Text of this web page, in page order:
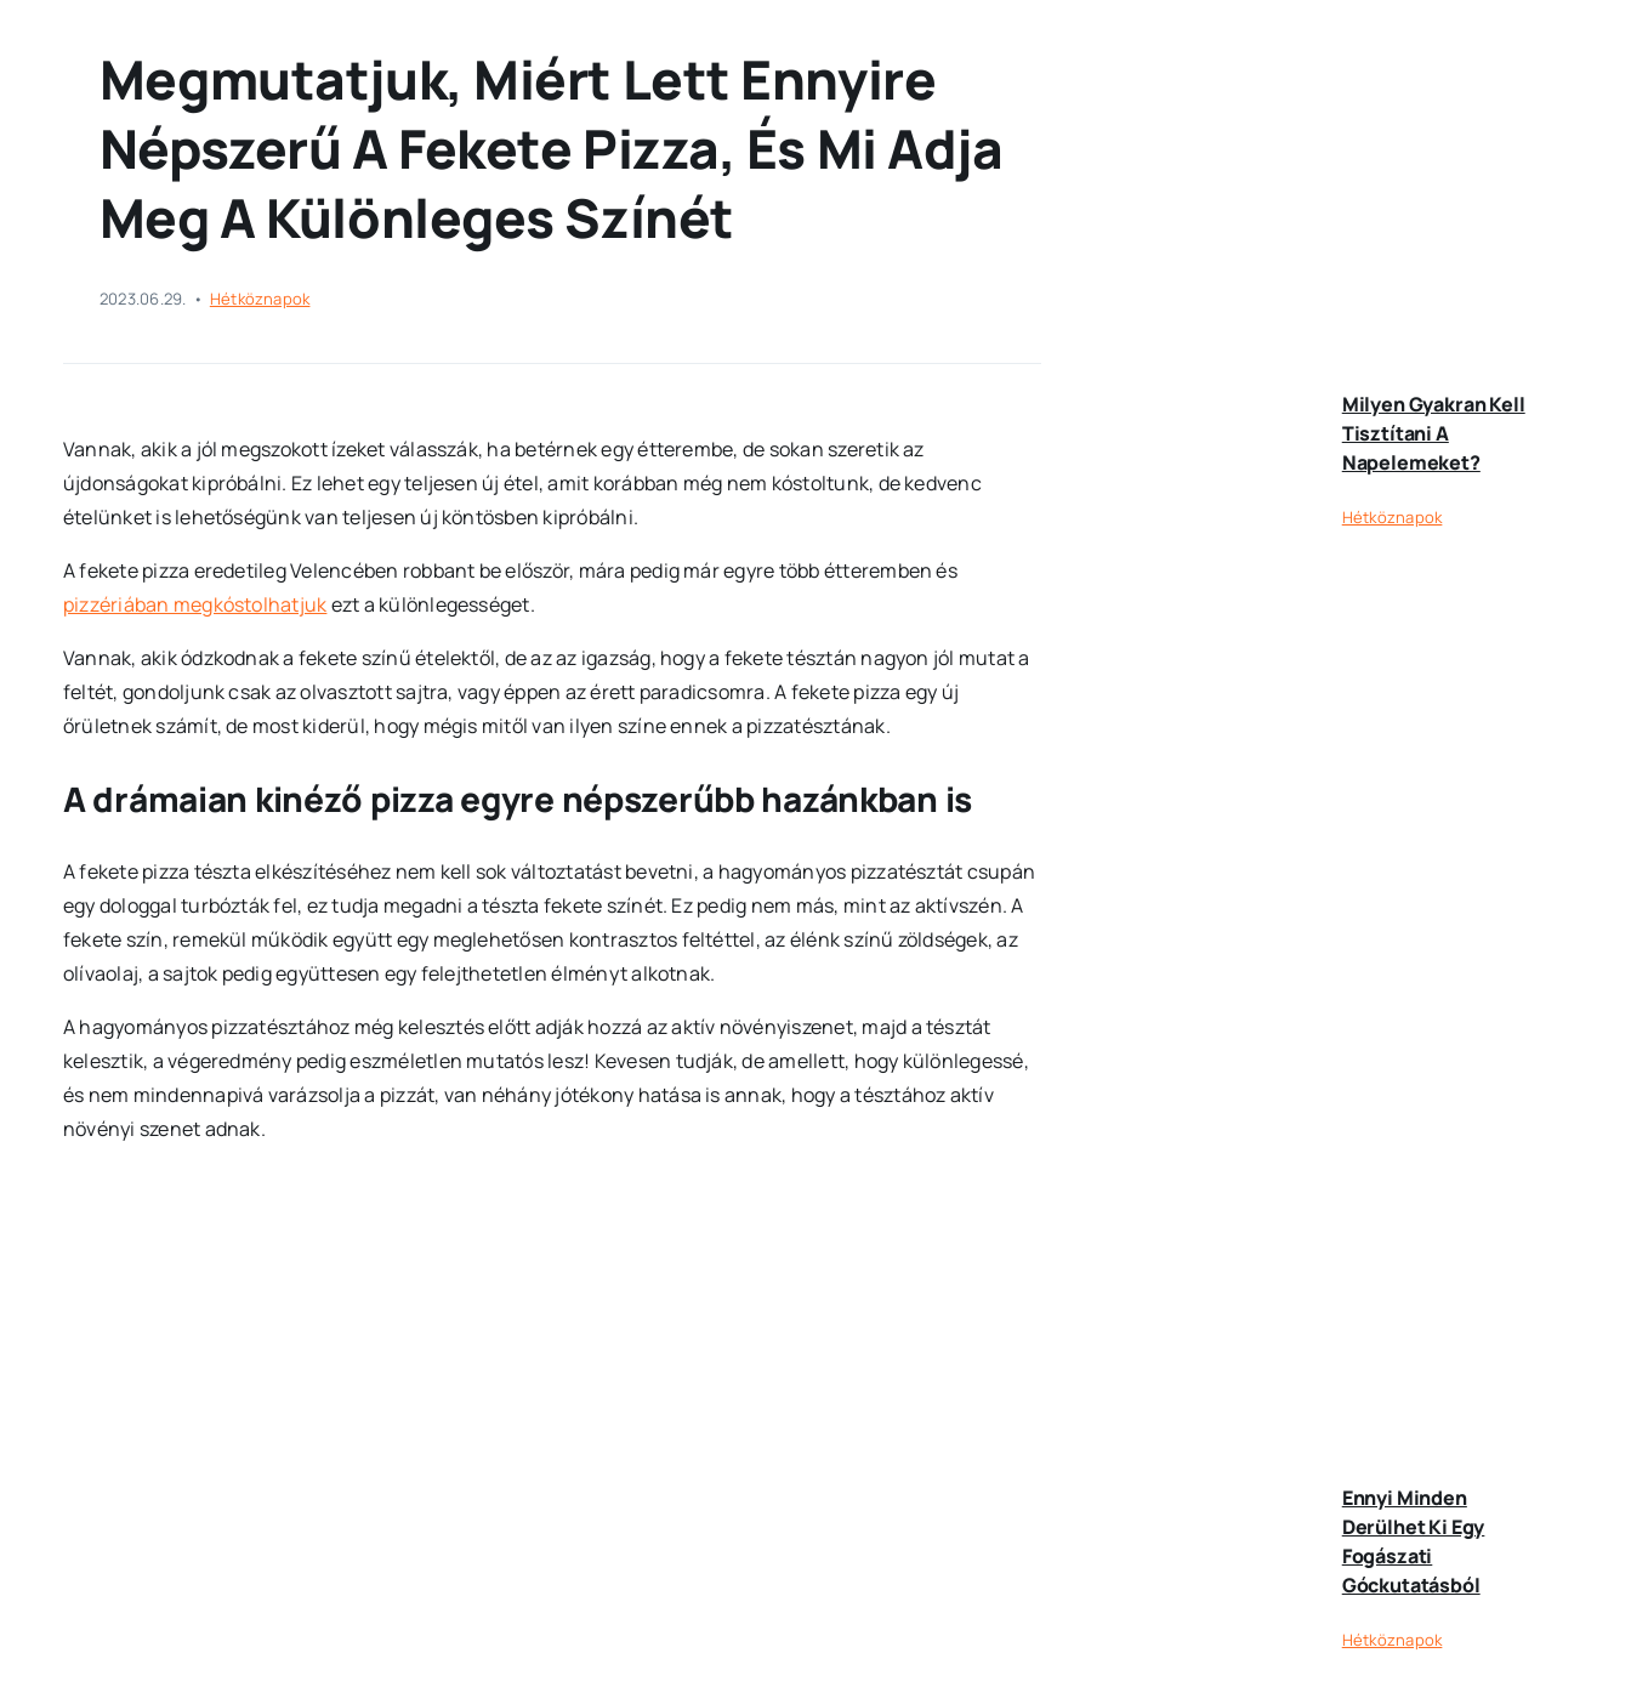
Megmutatjuk, Miért Lett Ennyire
Népszerű A Fekete Pizza, És Mi Adja
Meg A Különleges Színét
2023.06.29. • Hétköznapok
Vannak, akik a jól megszokott ízeket válasszák, ha betérnek egy étterembe, de sokan szeretik az
újdonságokat kipróbálni. Ez lehet egy teljesen új étel, amit korábban még nem kóstoltunk, de kedvenc
ételünket is lehetőségünk van teljesen új köntösben kipróbálni.
A fekete pizza eredetileg Velencében robbant be először, mára pedig már egyre több étteremben és
pizzériában megkóstolhatjukezt a különlegességet.
Vannak, akik ódzkodnak a fekete színű ételektől, de az az igazság, hogy a fekete tésztán nagyon jól mutat a
feltét, gondoljunk csak az olvasztott sajtra, vagy éppen az érett paradicsomra. A fekete pizza egy új
őrületnek számít, de most kiderül, hogy mégis mitől van ilyen színe ennek a pizzatésztának.
A drámaian kinéző pizza egyre népszerűbb hazánkban is
A fekete pizza tészta elkészítéséhez nem kell sok változtatást bevetni, a hagyományos pizzatésztát csupán
egy dologgal turbózták fel, ez tudja megadni a tészta fekete színét. Ez pedig nem más, mint az aktívszén. A
fekete szín, remekül működik együtt egy meglehetősen kontrasztos feltéttel, az élénk színű zöldségek, az
olívaolaj, a sajtok pedig együttesen egy felejthetetlen élményt alkotnak.
A hagyományos pizzatésztához még kelesztés előtt adják hozzá az aktív növényiszenet, majd a tésztát
kelesztik, a végeredmény pedig eszméletlen mutatós lesz! Kevesen tudják, de amellett, hogy különlegessé,
és nem mindennapivá varázsolja a pizzát, van néhány jótékony hatása is annak, hogy a tésztához aktív
növényi szenet adnak.
Milyen Gyakran Kell
Tisztítani A
Napelemeket?
Hétköznapok
Ennyi Minden
Derülhet Ki Egy
Fogászati
Góckutatásból
Hétköznapok